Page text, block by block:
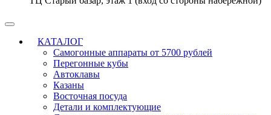
КАТАЛОГ
Самогонные аппараты от 5700 рублей
Перегонные кубы
Автоклавы
Казаны
Восточная посуда
Детали и комплектующие